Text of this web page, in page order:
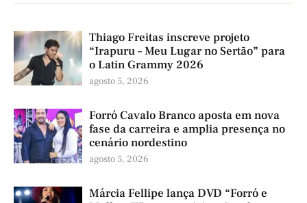
Thiago Freitas inscreve projeto
“Irapuru – Meu Lugar no Sertão” para
o Latin Grammy 2026
agosto 5, 2026
Forró Cavalo Branco aposta em nova
fase da carreira e amplia presença no
cenário nordestino
agosto 5, 2026
Márcia Fellipe lança DVD “Forró e